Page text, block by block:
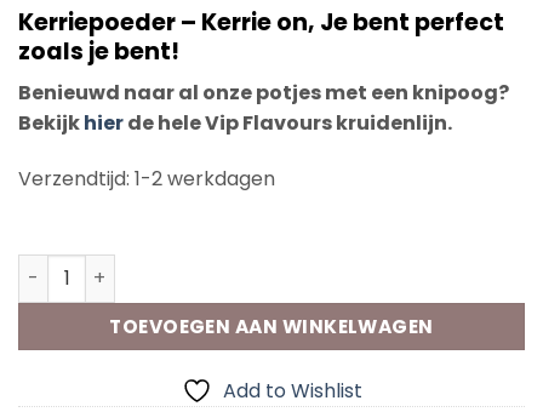
Kerriepoeder – Kerrie on, Je bent perfect
zoals je bent!
Benieuwd naar al onze potjes met een knipoog?
Bekijkhierde hele Vip Flavours kruidenlijn.
Verzendtijd: 1-2 werkdagen
Vip Flavours Kerriepoeder Perfect aantal
TOEVOEGEN AAN WINKELWAGEN
Add to Wishlist